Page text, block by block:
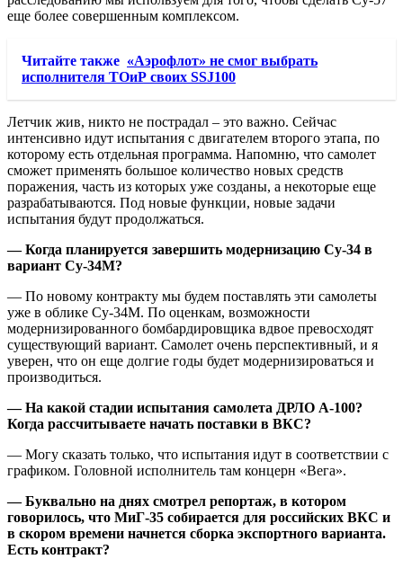
еще более совершенным комплексом.
Читайте также «Аэрофлот» не смог выбрать
исполнителя ТОиР своих SSJ100
Летчик жив, никто не пострадал – это важно. Сейчас
интенсивно идут испытания с двигателем второго этапа, по
которому есть отдельная программа. Напомню, что самолет
сможет применять большое количество новых средств
поражения, часть из которых уже созданы, а некоторые еще
разрабатываются. Под новые функции, новые задачи
испытания будут продолжаться.
— Когда планируется завершить модернизацию Су-34 в
вариант Су-34М?
— По новому контракту мы будем поставлять эти самолеты
уже в облике Су-34М. По оценкам, возможности
модернизированного бомбардировщика вдвое превосходят
существующий вариант. Самолет очень перспективный, и я
уверен, что он еще долгие годы будет модернизироваться и
производиться.
— На какой стадии испытания самолета ДРЛО А-100?
Когда рассчитываете начать поставки в ВКС?
— Могу сказать только, что испытания идут в соответствии с
графиком. Головной исполнитель там концерн «Вега».
— Буквально на днях смотрел репортаж, в котором
говорилось, что МиГ-35 собирается для российских ВКС и
в скором времени начнется сборка экспортного варианта.
Есть контракт?